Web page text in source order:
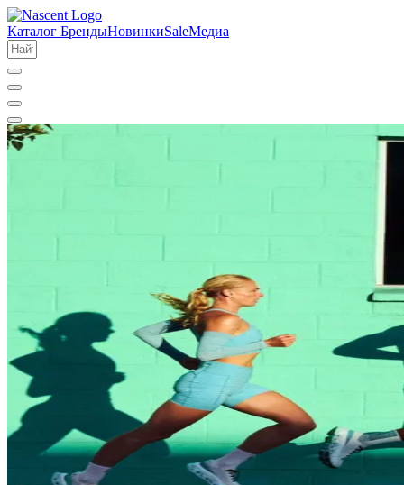
Каталог БрендыНовинкиSaleМедиа